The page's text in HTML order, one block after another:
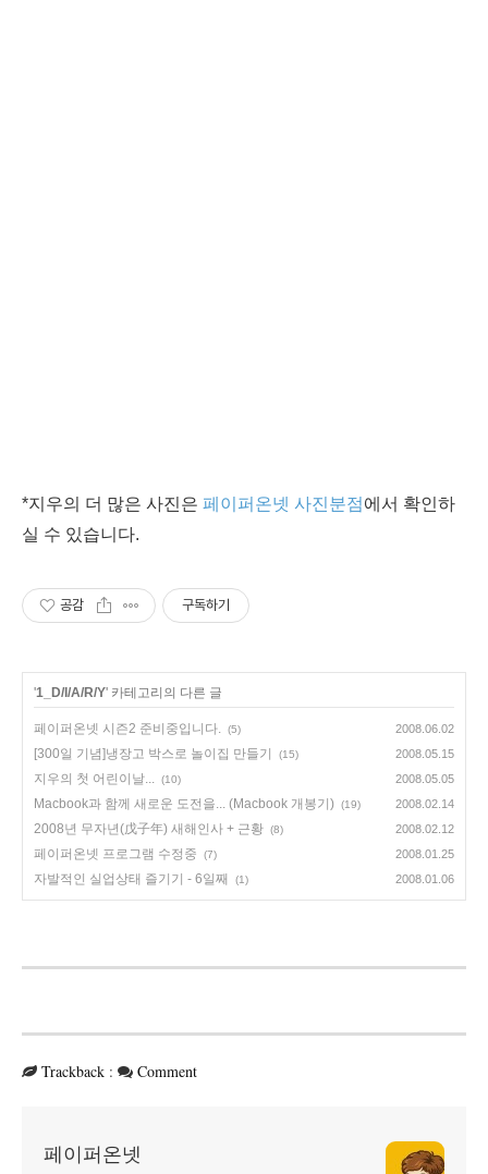
*지우의 더 많은 사진은 페이퍼온넷 사진분점에서 확인하
실 수 있습니다.
공감 구독하기
'1_D/I/A/R/Y' 카테고리의 다른 글
페이퍼온넷 시즌2 준비중입니다. (5) 2008.06.02
[300일 기념]냉장고 박스로 놀이집 만들기 (15) 2008.05.15
지우의 첫 어린이날... (10) 2008.05.05
Macbook과 함께 새로운 도전을... (Macbook 개봉기) (19) 2008.02.14
2008년 무자년(戊子年) 새해인사 + 근황 (8) 2008.02.12
페이퍼온넷 프로그램 수정중 (7) 2008.01.25
자발적인 실업상태 즐기기 - 6일째 (1) 2008.01.06
Trackback : Comment
페이퍼온넷